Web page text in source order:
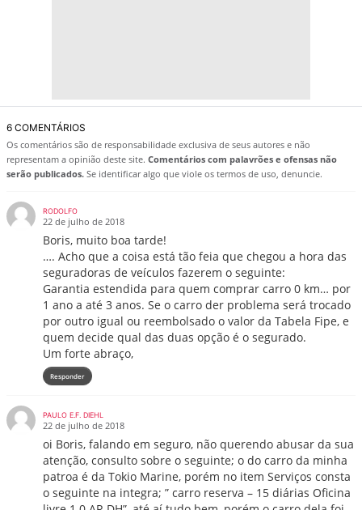
6 COMENTÁRIOS
Os comentários são de responsabilidade exclusiva de seus autores e não
representam a opinião deste site. Comentários com palavrões e ofensas não
serão publicados. Se identificar algo que viole os termos de uso, denuncie.
RODOLFO
22 de julho de 2018
Boris, muito boa tarde!
…. Acho que a coisa está tão feia que chegou a hora das
seguradoras de veículos fazerem o seguinte:
Garantia estendida para quem comprar carro 0 km… por
1 ano a até 3 anos. Se o carro der problema será trocado
por outro igual ou reembolsado o valor da Tabela Fipe, e
quem decide qual das duas opção é o segurado.
Um forte abraço,
Responder
PAULO E.F. DIEHL
22 de julho de 2018
oi Boris, falando em seguro, não querendo abusar da sua
atenção, consulto sobre o seguinte; o do carro da minha
patroa é da Tokio Marine, porém no item Serviços consta
o seguinte na integra; ” carro reserva – 15 diárias Oficina